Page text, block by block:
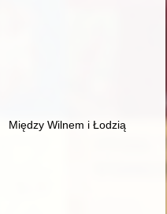
: archiwum Tadeusza
Między Wilnem i Łodzią :